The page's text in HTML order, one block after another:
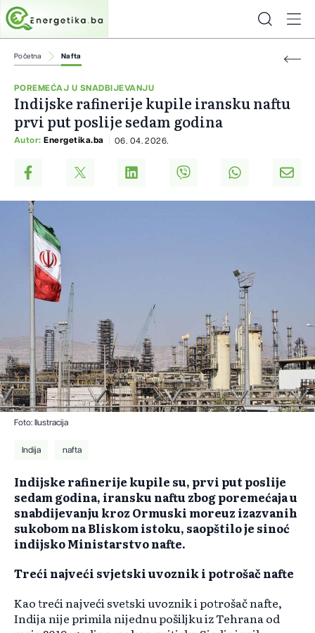
Početna Nafta
POREMEĆAJ U SNADBIJEVANJU
Indijske rafinerije kupile iransku naftu
prvi put poslije sedam godina
Autor: Energetika.ba 06. 04. 2026.
Foto: Ilustracija
Indija nafta
Indijske rafinerije kupile su, prvi put poslije
sedam godina, iransku naftu zbog poremećaja u
snabdijevanju kroz Ormuski moreuz izazvanih
sukobom na Bliskom istoku, saopštilo je sinoć
indijsko Ministarstvo nafte.
Treći najveći svjetski uvoznik i potrošač nafte
Kao treći najveći svetski uvoznik i potrošač nafte,
Indija nije primila nijednu pošiljku iz Tehrana od